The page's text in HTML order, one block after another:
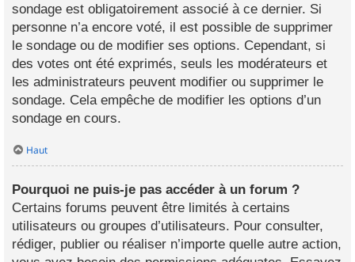
sondage est obligatoirement associé à ce dernier. Si
personne n’a encore voté, il est possible de supprimer
le sondage ou de modifier ses options. Cependant, si
des votes ont été exprimés, seuls les modérateurs et
les administrateurs peuvent modifier ou supprimer le
sondage. Cela empêche de modifier les options d’un
sondage en cours.
Haut
Pourquoi ne puis-je pas accéder à un forum ?
Certains forums peuvent être limités à certains
utilisateurs ou groupes d’utilisateurs. Pour consulter,
rédiger, publier ou réaliser n’importe quelle autre action,